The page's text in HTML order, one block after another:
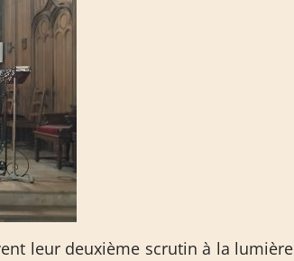
leur deuxième scrutin à la lumière